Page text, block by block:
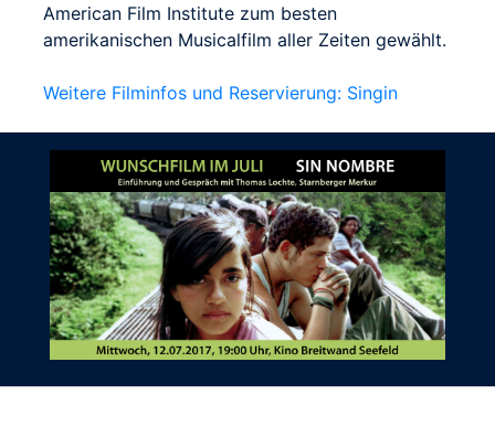
American Film Institute zum besten
amerikanischen Musicalfilm aller Zeiten gewählt.
Weitere Filminfos und Reservierung: Singin